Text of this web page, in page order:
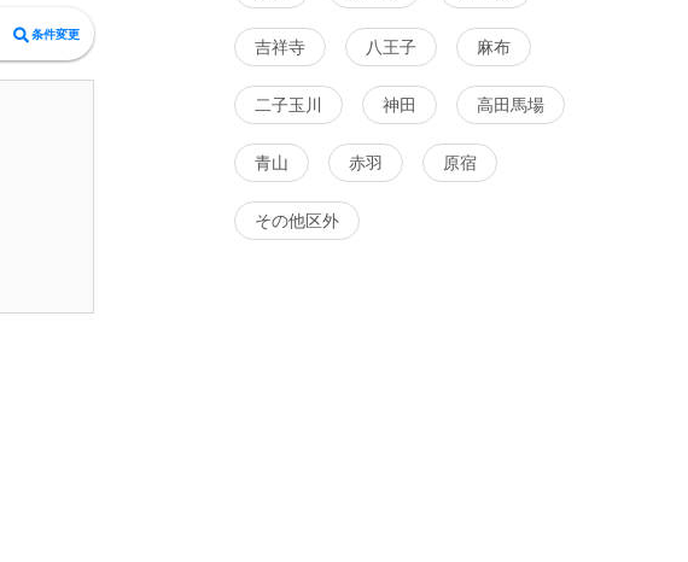
条件変更
吉祥寺 八王子 麻布
二子玉川 神田 高田馬場
青山 赤羽 原宿
その他区外